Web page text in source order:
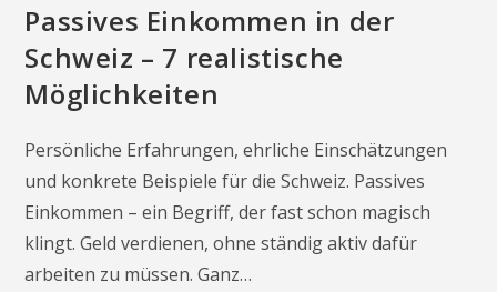
Passives Einkommen in der
Schweiz – 7 realistische
Möglichkeiten
Persönliche Erfahrungen, ehrliche Einschätzungen
und konkrete Beispiele für die Schweiz. Passives
Einkommen – ein Begriff, der fast schon magisch
klingt. Geld verdienen, ohne ständig aktiv dafür
arbeiten zu müssen. Ganz…